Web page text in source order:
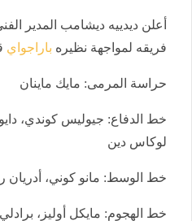
أعلن ديدييه ديشامب المدير
فريقه لمواجهة نظيره باراجواي
حراسة المرمى: مايك ماينان
خط الدفاع: جيوليس كوندي، دايوت
لوكاس دين
خط الوسط: مانو كوني، أدريان
خط الهجوم: مايكل أوليز، برادلي